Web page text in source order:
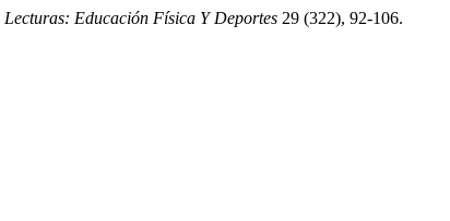
Lecturas: Educación Física Y Deportes 29 (322), 92-106.